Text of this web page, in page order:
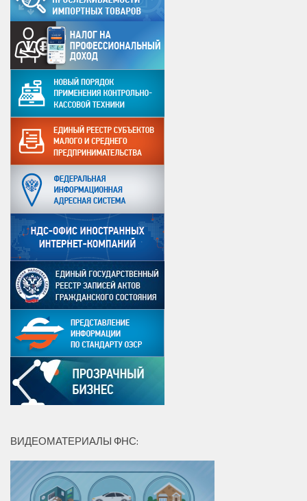
ВИДЕОМАТЕРИАЛЫ ФНС: